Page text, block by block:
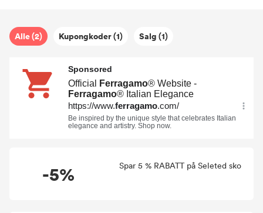
Alle (2) Kupongkoder (1) Salg (1)
-5% Spar 5 % RABATT på Seleted sko